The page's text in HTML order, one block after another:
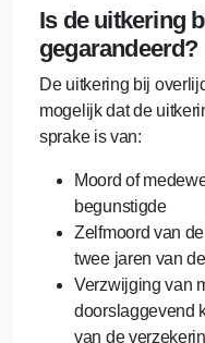
Is de uitkering
gegarandeerd?
De uitkering bij
mogelijk dat de
sprake is van:
Moord of
begunstigde
Zelfmoord van
twee jaren van
Verzwijging van
doorslaggevend
van de